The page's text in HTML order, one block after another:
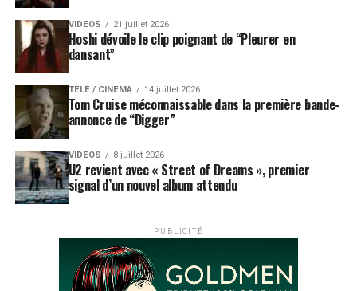
VIDEOS 21 juillet 2026
Hoshi dévoile le clip poignant de “Pleurer en
dansant”
TÉLÉ / CINÉMA 14 juillet 2026
Tom Cruise méconnaissable dans la première bande-
annonce de “Digger”
VIDEOS 8 juillet 2026
U2 revient avec « Street of Dreams », premier
signal d’un nouvel album attendu
PUBLICITÉ